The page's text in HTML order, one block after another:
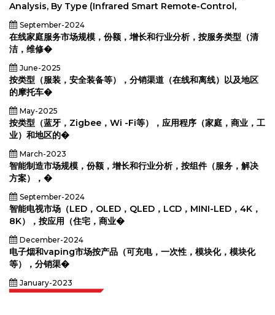
Analysis, By Type (Infrared Smart Remote-Control,
September-2024
在线家庭服务市场规模，份额，增长和行业分析，按服务类型（清
洁，维修�
June-2025
按类型（服装，安全装备等），分销渠道（在线和离线）以及地区
的摩托车�
May-2025
按类型（蓝牙，Zigbee，Wi -Fi等），应用程序（家庭，商业，工
业）和地区的�
March-2023
智能制造市场规模，份额，增长和行业分析，按组件（服务，解决
方案），�
September-2024
智能电视市场（LED，OLED，QLED，LCD，MINI-LED，4K，
8K），按应用（住宅，商业�
December-2024
电子烟和vaping市场按产品（可充电，一次性，模块化，模块化
等），分销渠�
January-2023